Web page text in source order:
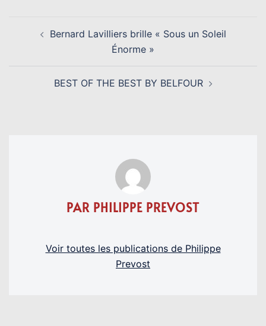
D’ARTICLEBernard Lavilliers brille « Sous un Soleil
Énorme »
BEST OF THE BEST BY BELFOUR
PAR PHILIPPE PREVOST
Voir toutes les publications de Philippe
Prevost